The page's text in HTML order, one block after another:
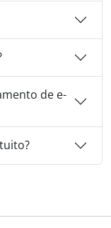
de e-